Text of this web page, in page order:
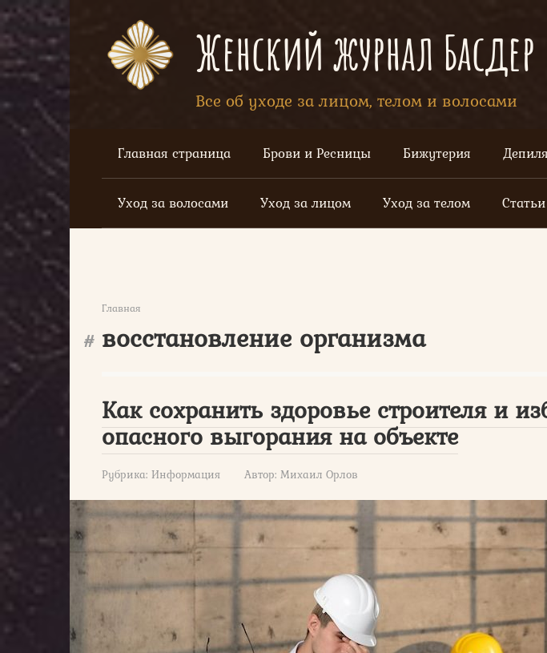
Перейти
контенту
Женский журнал Басдер
Все об уходе за лицом, телом и волосами
Главная страница Брови и Ресницы Бижутерия
Уход за волосами Уход за лицом Уход за телом Статьи
Главная
восстановление организма
Как сохранить здоровье строителя и
опасного выгорания на объекте
Рубрика: Информация Автор: Михаил Орлов